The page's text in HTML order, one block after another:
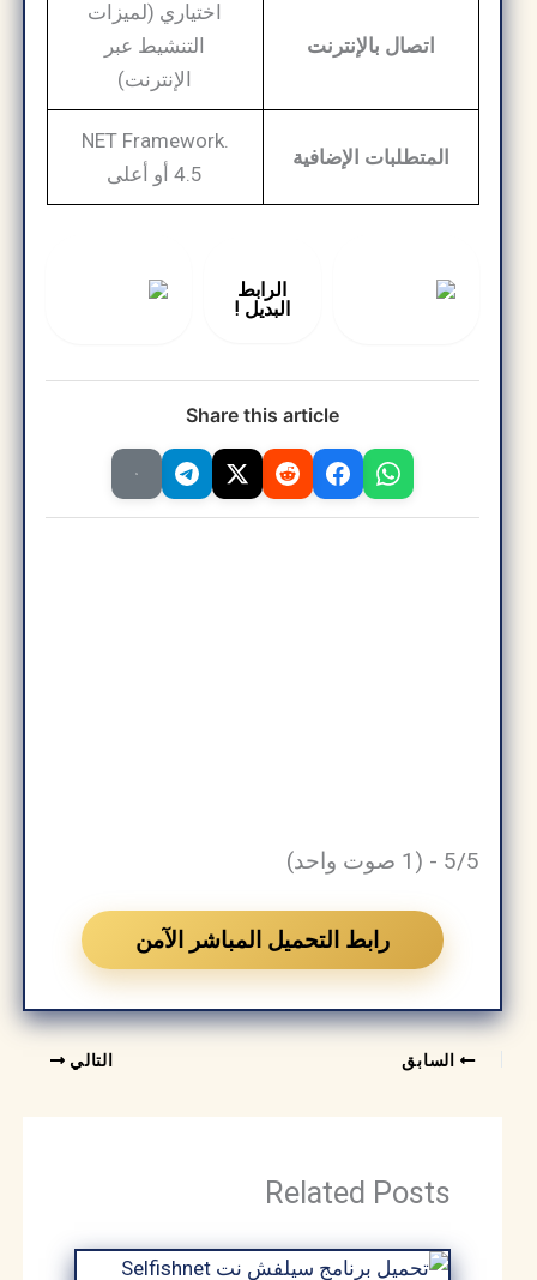
اتصال بالإنترنت
اختياري (لميزات
التنشيط عبر
الإنترنت)
المتطلبات الإضافية
.NET Framework
4.5 أو أعلى
الرابط
البديل !
Share this article
5/5 - (1 صوت واحد)
رابط التحميل المباشر الآمن
السابق التالي
Related Posts